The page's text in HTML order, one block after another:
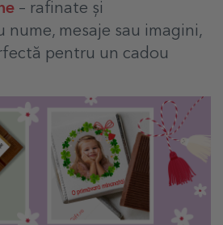
– rafinate și
nume, mesaje sau imagini,
pentru un cadou